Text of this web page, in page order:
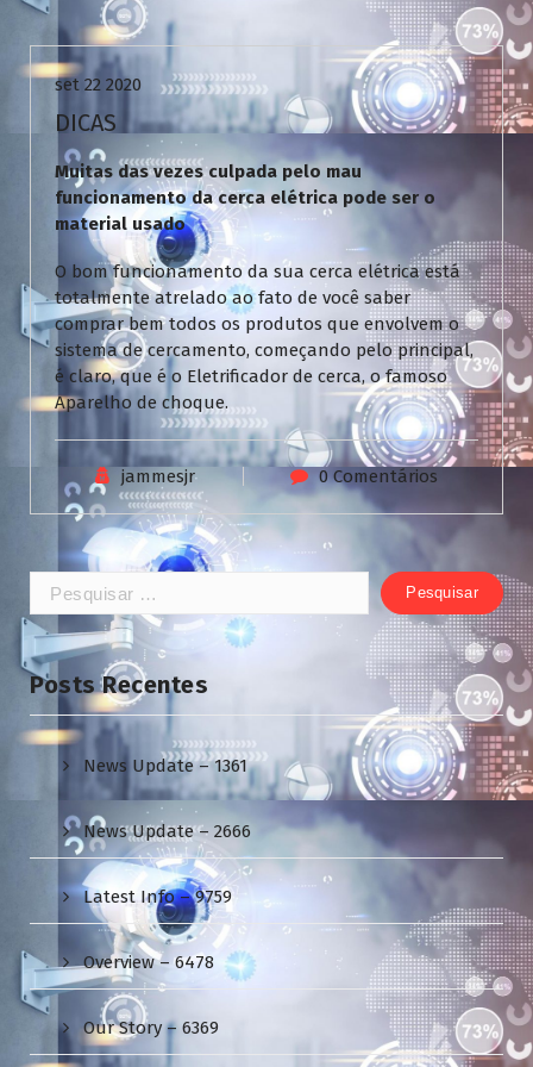
Uncategorized
set 22 2020
DICAS
Muitas das vezes culpada pelo mau
funcionamento da cerca elétrica pode ser o
material usado
O bom funcionamento da sua cerca elétrica está
totalmente atrelado ao fato de você saber
comprar bem todos os produtos que envolvem o
sistema de cercamento, começando pelo principal,
é claro, que é o Eletrificador de cerca, o famoso
Aparelho de choque.
jammesjr 0 Comentários
Pesquisar
por:
Posts Recentes
News Update – 1361
News Update – 2666
Latest Info – 9759
Overview – 6478
Our Story – 6369